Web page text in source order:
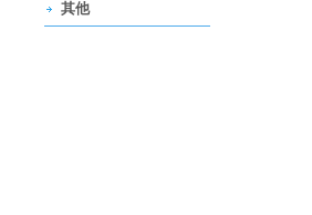
其他